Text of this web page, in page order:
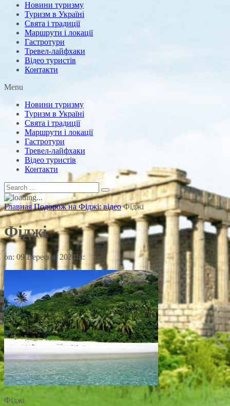
Новини туризму
Туризм в Україні
Свята і традиції
Маршрути і локації
Гастротури
Тревел-лайфхаки
Відео туристів
Контакти
Menu
Новини туризму
Туризм в Україні
Свята і традиції
Маршрути і локації
Гастротури
Тревел-лайфхаки
Відео туристів
Контакти
Главная Подорож на Фіджі: відео Фіджі
Фіджі
on:09 Вересня, 2024In:
Фіджі